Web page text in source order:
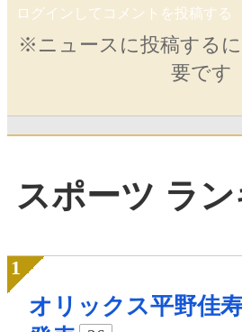
ログインしてコメントを投稿する
※ニュースに投稿する
要です
スポーツ ラ
オリックス平野佳